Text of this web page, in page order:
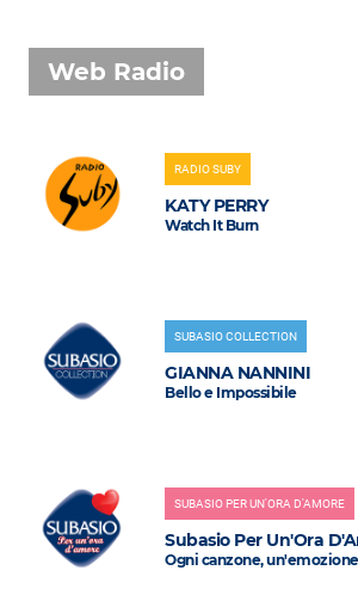
Web Radio
RADIO SUBY
KATY PERRY
Watch It Burn
SUBASIO COLLECTION
GIANNA NANNINI
Bello e Impossibile
SUBASIO PER UN'ORA D'AMORE
Subasio Per Un'Ora
Ogni canzone, un'emozione